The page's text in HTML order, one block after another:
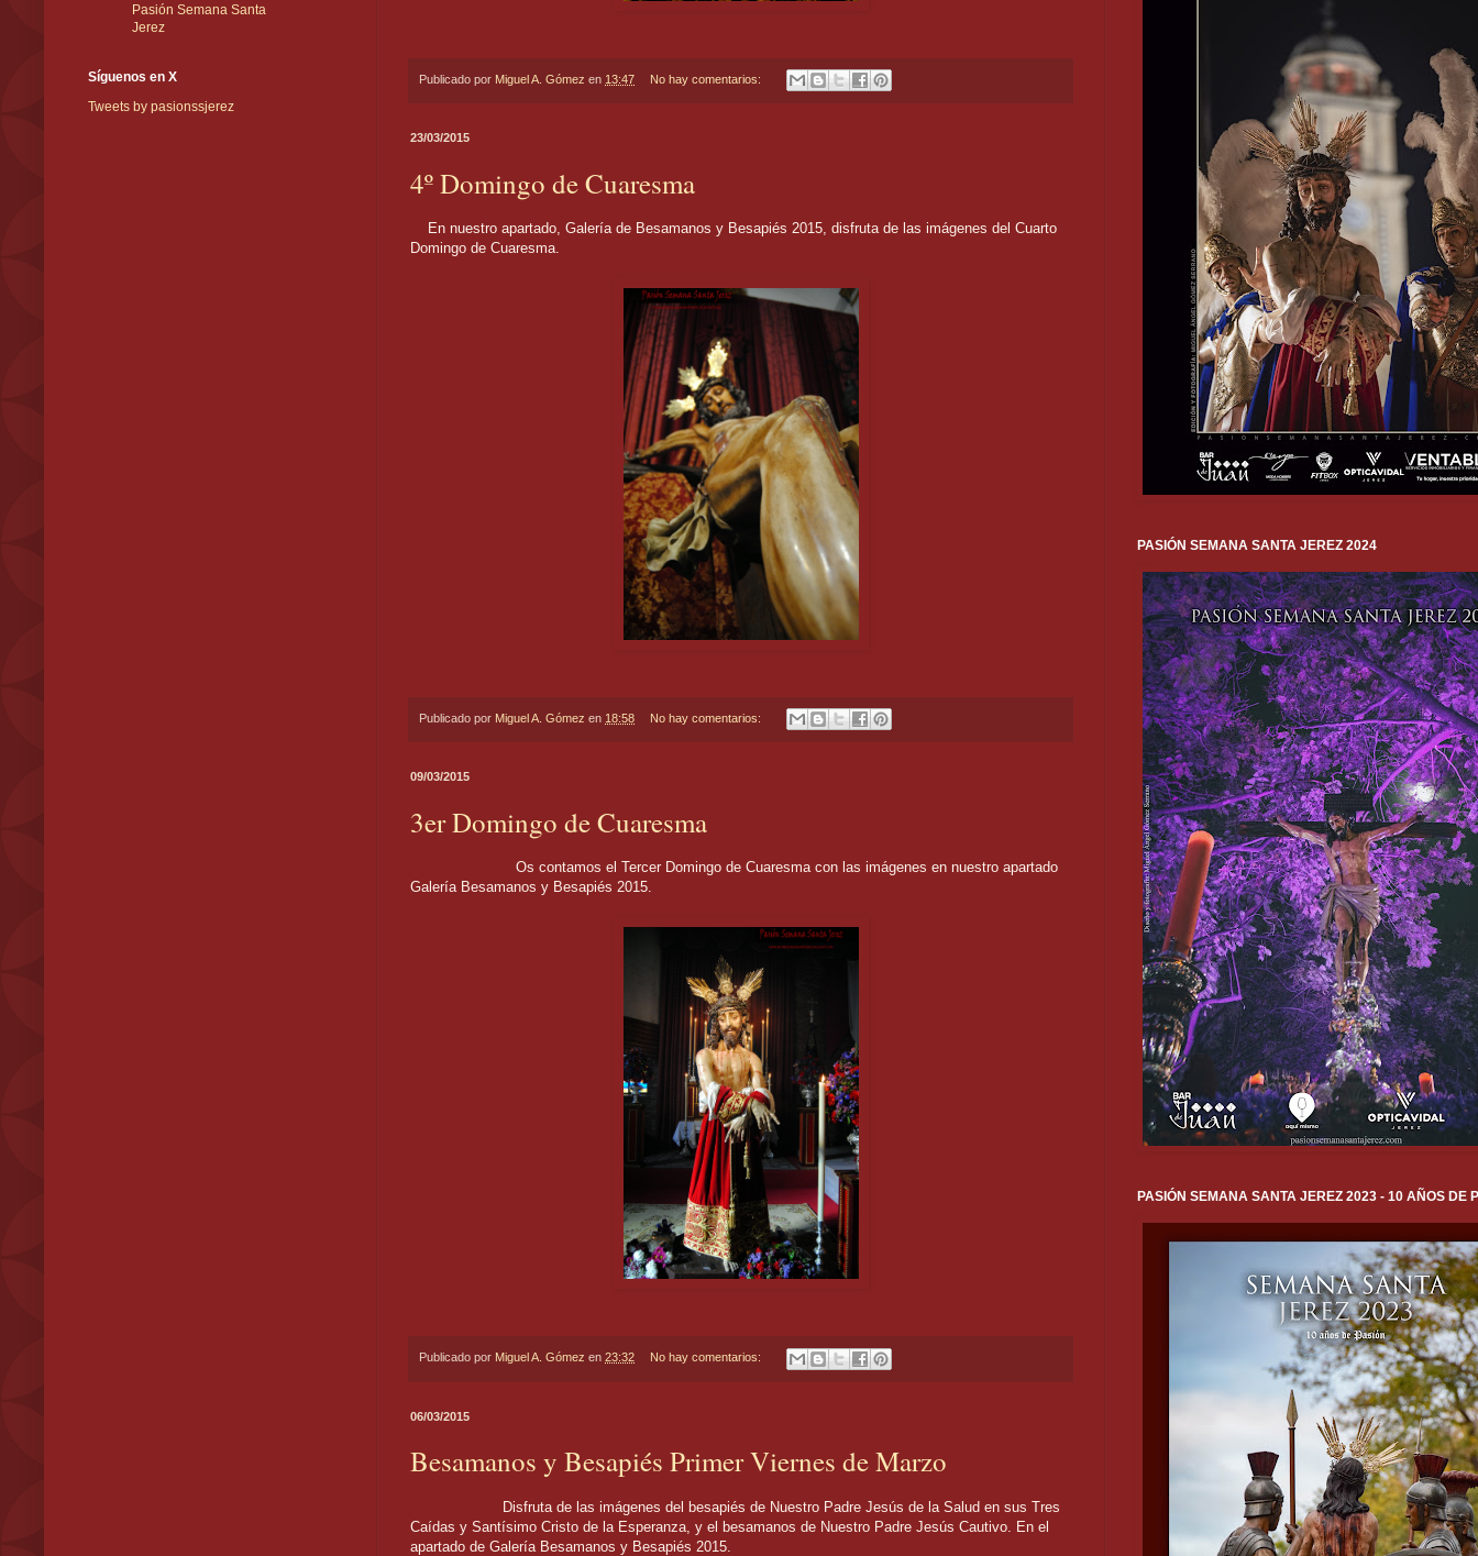
Publicado por Miguel A. Gómez en 13:47 No hay comentarios:
23/03/2015
4º Domingo de Cuaresma
En nuestro apartado, Galería de Besamanos y Besapiés 2015, disfruta de las imágenes del Cuarto
Domingo de Cuaresma.
Publicado por Miguel A. Gómez en 18:58 No hay comentarios:
09/03/2015
3er Domingo de Cuaresma
Os contamos el Tercer Domingo de Cuaresma con las imágenes en nuestro apartado
Galería Besamanos y Besapiés 2015.
Publicado por Miguel A. Gómez en 23:32 No hay comentarios:
06/03/2015
Besamanos y Besapiés Primer Viernes de Marzo
Disfruta de las imágenes del besapiés de Nuestro Padre Jesús de la Salud en sus Tres
Caídas y Santísimo Cristo de la Esperanza, y el besamanos de Nuestro Padre Jesús Cautivo. En el
apartado de Galería Besamanos y Besapiés 2015.
Pasión Semana Santa
Jerez
Síguenos en X
Tweets by pasionssjerez
PASIÓN SEMANA SANTA JEREZ 2024
PASIÓN SEMANA SANTA JEREZ 2023 - 10 AÑOS DE